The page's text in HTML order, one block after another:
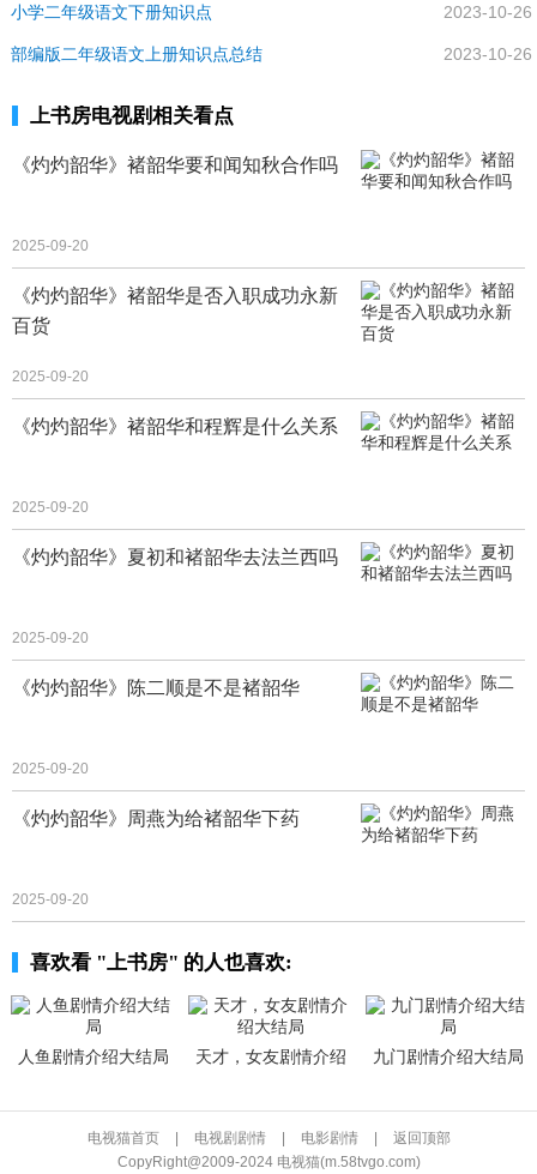
2023-10-26
小学二年级语文下册知识点
2023-10-26
部编版二年级语文上册知识点总结
上书房电视剧相关看点
《灼灼韶华》褚韶华要和闻知秋合作吗
2025-09-20
《灼灼韶华》褚韶华是否入职成功永新
百货
2025-09-20
《灼灼韶华》褚韶华和程辉是什么关系
2025-09-20
《灼灼韶华》夏初和褚韶华去法兰西吗
2025-09-20
《灼灼韶华》陈二顺是不是褚韶华
2025-09-20
《灼灼韶华》周燕为给褚韶华下药
2025-09-20
喜欢看 "上书房" 的人也喜欢:
人鱼剧情介绍大结局
天才，女友剧情介绍
九门剧情介绍大结局
电视猫首页 | 电视剧剧情 | 电影剧情 |
返回顶部
CopyRight@2009-2024 电视猫(m.58tvgo.com)